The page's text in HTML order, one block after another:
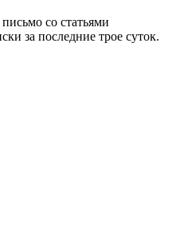
со статьями
за последние трое суток.